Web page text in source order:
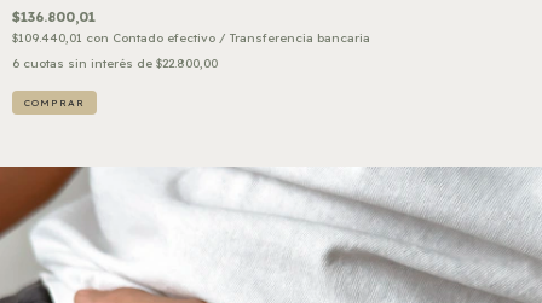
$136.800,01
$109.440,01 con Contado efectivo / Transferencia bancaria
6 cuotas sin interés de $22.800,00